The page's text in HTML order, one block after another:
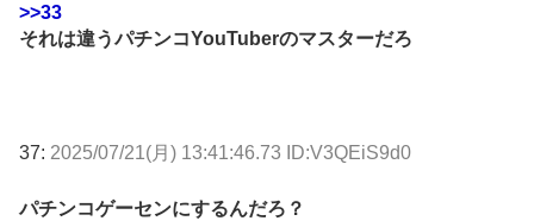
>>33
それは違うパチンコYouTuberのマスターだろ
37: 2025/07/21(月) 13:41:46.73 ID:V3QEiS9d0
パチンコゲーセンにするんだろ？